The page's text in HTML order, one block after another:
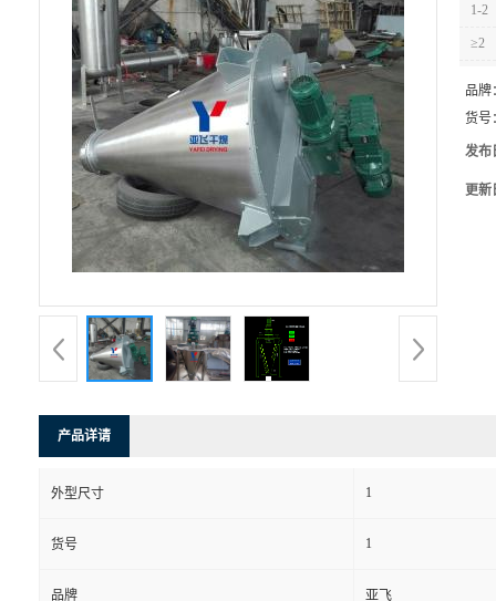
1-2
≥2
品牌
货号
发布
更新
产品详请
外型尺寸 1
货号 1
品牌 亚飞